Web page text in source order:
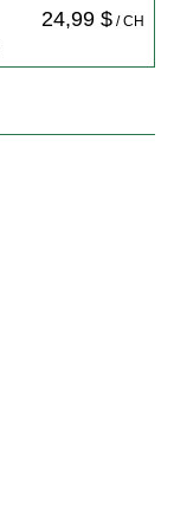
24,99 $/ CH